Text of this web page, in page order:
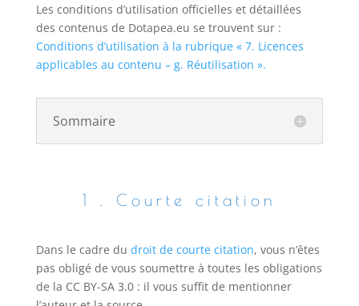
Les conditions d’utilisation officielles et détaillées
des contenus de Dotapea.eu se trouvent sur :
Conditions d’utilisation à la rubrique « 7. Licences
applicables au contenu – g. Réutilisation ».
Sommaire
1 . Courte citation
Dans le cadre du droit de courte citation, vous n’êtes
pas obligé de vous soumettre à toutes les obligations
de la CC BY-SA 3.0 : il vous suffit de mentionner